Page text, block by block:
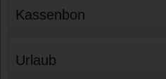
Kassenbon
Urlaub